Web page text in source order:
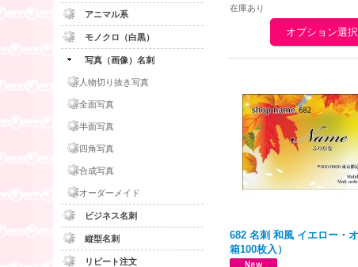
アニマル系
モノクロ（白黒）
写真（画像）名刺
人物切り抜き写真
全面写真
半面写真
四角写真
合成写真
オーダーメイド
ビジネス名刺
縦型名刺
リピート注文
在庫あり
682 名刺 和風 イエロー・
箱100枚入）